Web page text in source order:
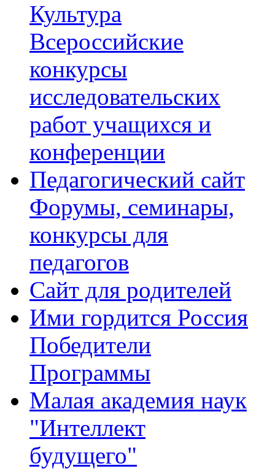
Культура
Всероссийские
конкурсы
исследовательских
работ учащихся и
конференции
Педагогический сайт
Форумы, семинары,
конкурсы для
педагогов
Сайт для родителей
Ими гордится Россия
Победители
Программы
Малая академия наук
"Интеллект
будущего"